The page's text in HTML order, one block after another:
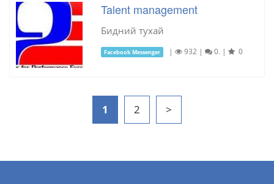
Talent management
Бидний тухай
Facebook Messenger | 932 | 0. | 0
1 2 >